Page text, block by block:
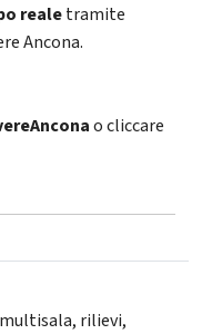
realetramite
Ancona.
o cliccare
multisala, rilievi,